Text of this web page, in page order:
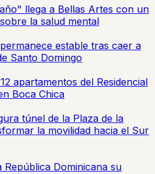
llega a Bellas Artes con un
la salud mental
estable tras caer a
Santo Domingo
apartamentos del Residencial
Boca Chica
túnel de la Plaza de la
la movilidad hacia el Sur
República Dominicana su